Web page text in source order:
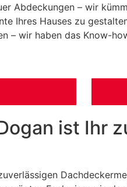
Abdeckungen – wir
Ihres Hauses zu
– wir haben das Know-
ist Ihr